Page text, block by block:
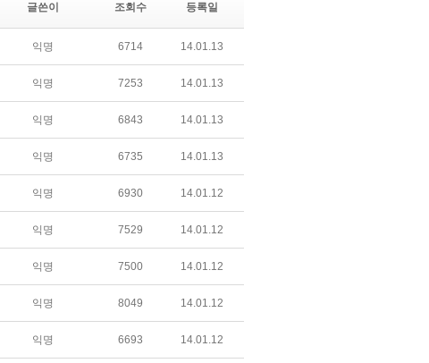
글쓴이 조회수 등록일
익명 6714 14.01.13
익명 7253 14.01.13
익명 6843 14.01.13
익명 6735 14.01.13
익명 6930 14.01.12
익명 7529 14.01.12
익명 7500 14.01.12
익명 8049 14.01.12
익명 6693 14.01.12